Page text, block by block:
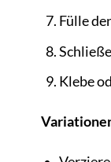
Fülle
Klebe